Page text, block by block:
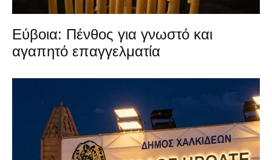
Εύβοια: Πένθος για γνωστό και
αγαπητό επαγγελματία